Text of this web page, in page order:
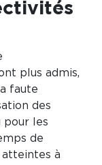
plus admis,
faute
des
pour les
de
atteintes à